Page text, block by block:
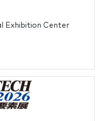
Exhibition Center